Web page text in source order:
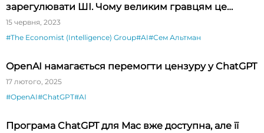
зарегулювати ШІ. Чому великим гравцям це
вигідно?
15 червня, 2023
#The Economist (Intelligence) Group#AI#Сем Альтман
OpenAI намагається перемогти цензуру у ChatGPT
17 лютого, 2025
#OpenAI#ChatGPT#AI
Програма ChatGPT для Mac вже доступна, але її